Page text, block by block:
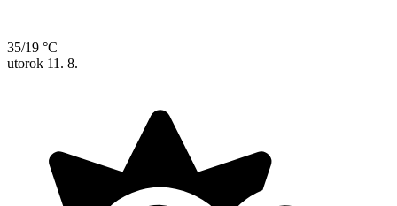
35/19 °C
utorok 11. 8.